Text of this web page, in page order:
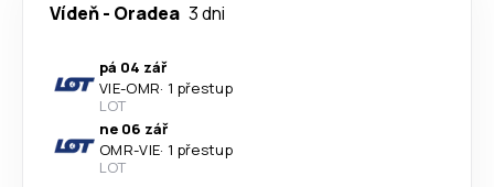
Vídeň- Oradea 3 dni
pá 04 zář
VIE-OMR· 1 přestup
LOT
ne 06 zář
OMR-VIE· 1 přestup
LOT